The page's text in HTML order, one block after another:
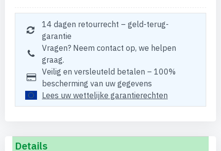
14 dagen retourrecht – geld-terug-
garantie
Vragen? Neem contact op, we helpen
graag.
Veilig en versleuteld betalen – 100%
bescherming van uw gegevens
Lees uw wettelijke garantierechten
Details